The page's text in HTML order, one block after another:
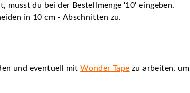
musst du bei der Bestellmenge '10' eingeben.
in 10 cm - Abschnitten zu.
und eventuell mitWonder Tape zu arbeiten, um